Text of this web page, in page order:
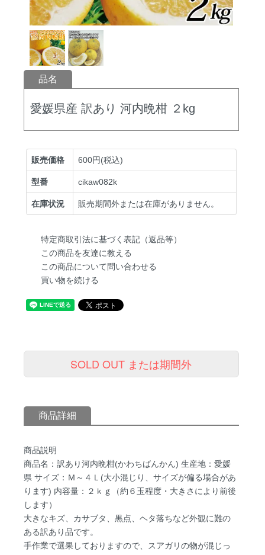
品名
愛媛県産 訳あり 河内晩柑 ２kg
販売価格 600円(税込)
型番 cikaw082k
在庫状況 販売期間外または在庫がありません。
特定商取引法に基づく表記（返品等）
この商品を友達に教える
この商品について問い合わせる
買い物を続ける
SOLD OUT または期間外
商品詳細
商品説明
商品名：訳あり河内晩柑(かわちばんかん) 生産地：愛媛
県 サイズ：Ｍ～４Ｌ(大小混じり、サイズが偏る場合があ
ります) 内容量：２ｋｇ（約６玉程度・大きさにより前後
します）
大きなキズ、カサブタ、黒点、ヘタ落ちなど外観に難の
ある訳あり品です。
手作業で選果しておりますので、スアガリの物が混じっ